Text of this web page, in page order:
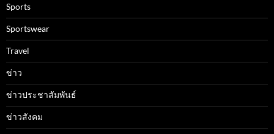
Sports
Sportswear
Travel
ข่าว
ข่าวประชาสัมพันธ์
ข่าวสังคม